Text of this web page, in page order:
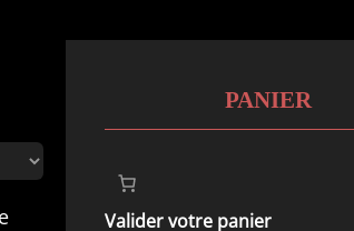
PANIER
Valider votre panier